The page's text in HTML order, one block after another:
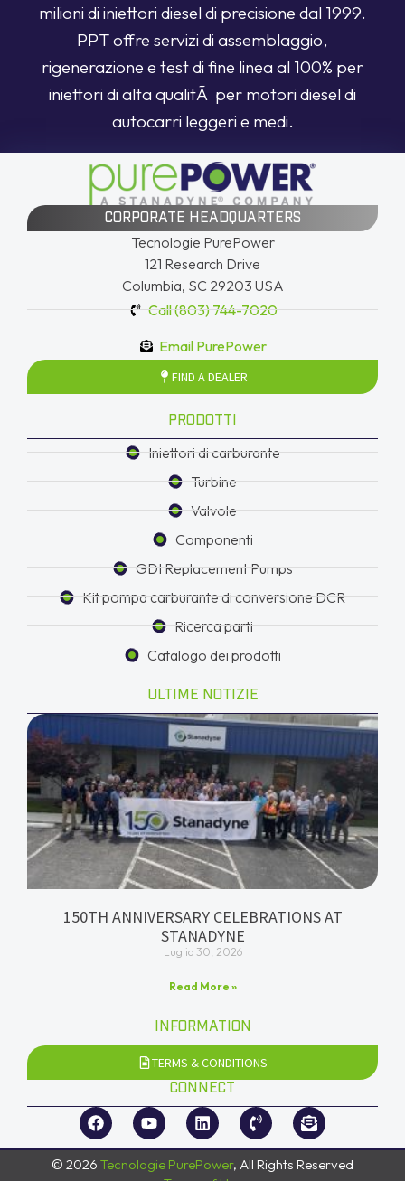
milioni di iniettori diesel di precisione dal 1999.
PPT offre servizi di assemblaggio,
rigenerazione e test di fine linea al 100% per
iniettori di alta qualitÃ per motori diesel di
autocarri leggeri e medi.
CORPORATE HEADQUARTERS
Tecnologie PurePower
121 Research Drive
Columbia, SC 29203 USA
Call (803) 744-7020
Email PurePower
FIND A DEALER
PRODOTTI
Iniettori di carburante
Turbine
Valvole
Componenti
GDI Replacement Pumps
Kit pompa carburante di conversione DCR
Ricerca parti
Catalogo dei prodotti
ULTIME NOTIZIE
150TH ANNIVERSARY CELEBRATIONS AT
STANADYNE
Luglio 30, 2026
Read More »
INFORMATION
TERMS & CONDITIONS
CONNECT
© 2026 Tecnologie PurePower, All Rights Reserved